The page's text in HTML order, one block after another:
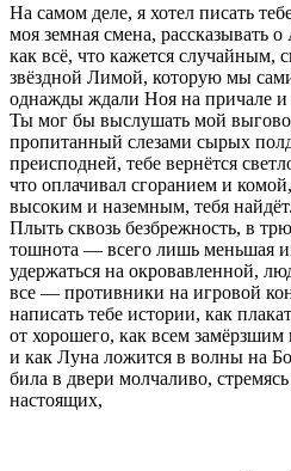
На самом деле, я хотел писать
моя земная смена, рассказывать
как всё, что кажется случайным,
звёздной Лимой, которую мы
однажды ждали Ноя на причале
Ты мог бы выслушать мой
пропитанный слезами сырых
преисподней, тебе вернётся
что оплачивал сгоранием и
высоким и наземным, тебя
Плыть сквозь безбрежность, в
тошнота — всего лишь меньшая
удержаться на окровавленной,
все — противники на игровой
написать тебе истории, как
от хорошего, как всем замёрзшим
и как Луна ложится в волны на
била в двери молчаливо,
настоящих,